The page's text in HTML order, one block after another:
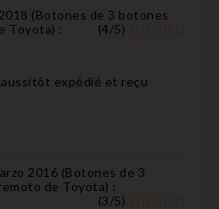
(Botones de 3 botones
Toyota) : (4/5)
expédié et reçu
2016 (Botones de 3
de Toyota) :
(3/5)